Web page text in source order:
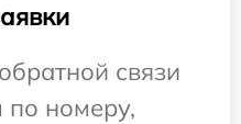
связи
по номеру,